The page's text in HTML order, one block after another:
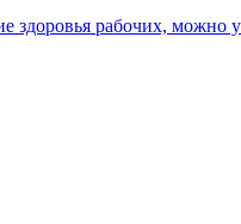
рабочих, можно